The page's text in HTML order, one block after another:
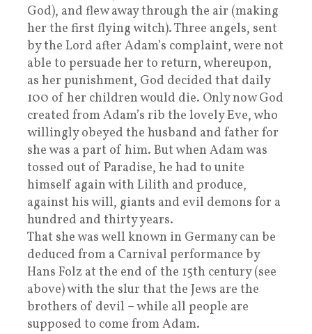
God), and flew away through the air (making
her the first flying witch). Three angels, sent
by the Lord after Adam’s complaint, were not
able to persuade her to return, whereupon,
as her punishment, God decided that daily
100 of her children would die. Only now God
created from Adam’s rib the lovely Eve, who
willingly obeyed the husband and father for
she was a part of him. But when Adam was
tossed out of Paradise, he had to unite
himself again with Lilith and produce,
against his will, giants and evil demons for a
hundred and thirty years.
That she was well known in Germany can be
deduced from a Carnival performance by
Hans Folz at the end of the 15th century (see
above) with the slur that the Jews are the
brothers of devil – while all people are
supposed to come from Adam.